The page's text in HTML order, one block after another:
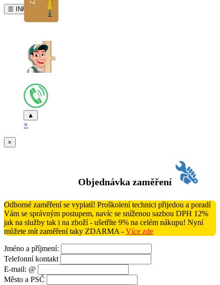
☰ INFO
▲
×
×
Objednávka zaměření
Odborné zaměření se vyplatí! Proškolení technici přijedou a poradí
Vám se správným postupem, navíc se sníženou sazbou DPH 12%
jak na služby tak i na zboží - ušetříte 9% na celém nákupu! Nyní
můžete mít zaměření taky ZDARMA - Více zde
Jméno a příjmení:
Telefonní kontakt
E-mail: @
Město a PSČ